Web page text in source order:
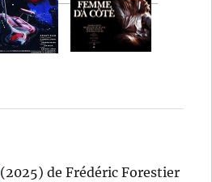
(2025) de Frédéric Forestier